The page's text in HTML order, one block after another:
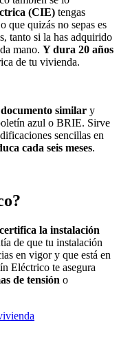
(CIE) tengas
que quizás no sepas es
tanto si la has adquirido
mano. Y dura 20 años
de tu vivienda.
similar y
azul o BRIE. Sirve
sencillas en
cada seis meses.
certifica la instalación
de que tu instalación
en vigor y que está en
Eléctrico te asegura
de tensión o